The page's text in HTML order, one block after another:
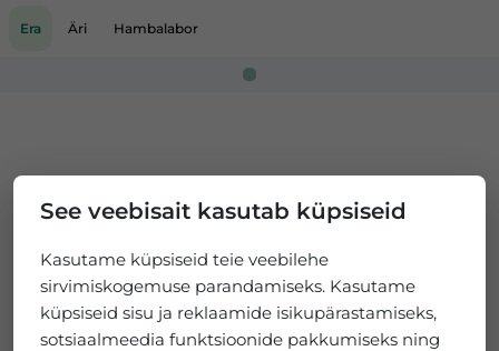
See veebisait kasutab küpsiseid
Kasutame küpsiseid teie veebilehe
sirvimiskogemuse parandamiseks. Kasutame
küpsiseid sisu ja reklaamide isikupärastamiseks,
sotsiaalmeedia funktsioonide pakkumiseks ning
Era Äri Hambalabor
Loading...